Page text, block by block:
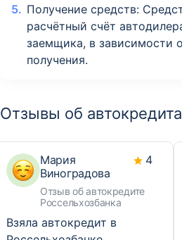
Получение средств:
расчётный счёт
заемщика, в зависимости
получения.
Отзывы об
Мария
Виноградова
Отзыв об автокредите
Россельхозбанка
4
Взяла автокредит в